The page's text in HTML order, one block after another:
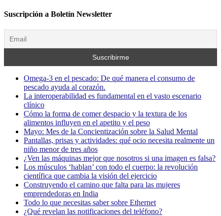
Suscripción a Boletín Newsletter
Omega-3 en el pescado: De qué manera el consumo de
pescado ayuda al corazón.
La interoperabilidad es fundamental en el vasto escenario
clínico
Cómo la forma de comer despacio y la textura de los
alimentos influyen en el apetito y el peso
Mayo: Mes de la Concientización sobre la Salud Mental
Pantallas, prisas y actividades: qué ocio necesita realmente un
niño menor de tres años
¿Ven las máquinas mejor que nosotros si una imagen es falsa?
Los músculos ‘hablan’ con todo el cuerpo: la revolución
científica que cambia la visión del ejercicio
Construyendo el camino que falta para las mujeres
emprendedoras en India
Todo lo que necesitas saber sobre Ethernet
¿Qué revelan las notificaciones del teléfono?